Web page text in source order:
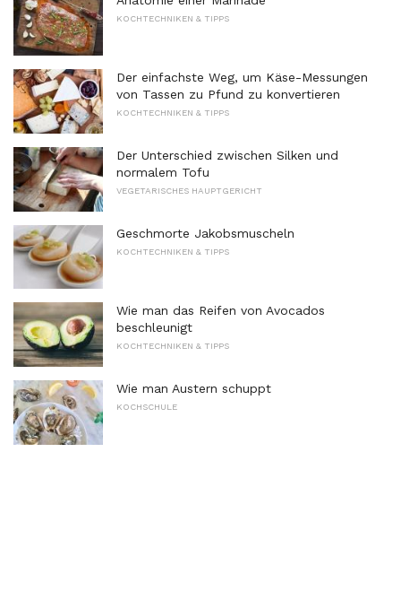
KOCHTECHNIKEN & TIPPS
Der einfachste Weg, um Käse-Messungen
von Tassen zu Pfund zu konvertieren
KOCHTECHNIKEN & TIPPS
Der Unterschied zwischen Silken und
normalem Tofu
VEGETARISCHES HAUPTGERICHT
Geschmorte Jakobsmuscheln
KOCHTECHNIKEN & TIPPS
Wie man das Reifen von Avocados
beschleunigt
KOCHTECHNIKEN & TIPPS
Wie man Austern schuppt
KOCHSCHULE